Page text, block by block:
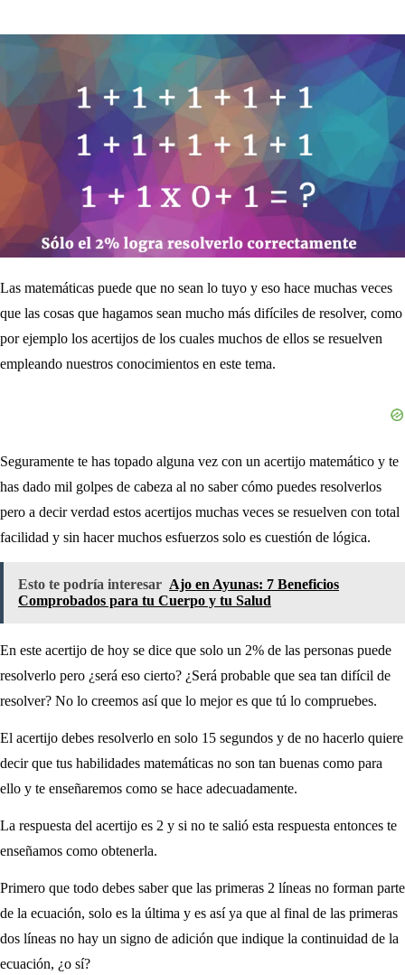
Las matemáticas puede que no sean lo tuyo y eso hace muchas veces
que las cosas que hagamos sean mucho más difíciles de resolver, como
por ejemplo los acertijos de los cuales muchos de ellos se resuelven
empleando nuestros conocimientos en este tema.
Seguramente te has topado alguna vez con un acertijo matemático y te
has dado mil golpes de cabeza al no saber cómo puedes resolverlos
pero a decir verdad estos acertijos muchas veces se resuelven con total
facilidad y sin hacer muchos esfuerzos solo es cuestión de lógica.
Esto te podría interesar Ajo en Ayunas: 7 Beneficios
Comprobados para tu Cuerpo y tu Salud
En este acertijo de hoy se dice que solo un 2% de las personas puede
resolverlo pero ¿será eso cierto? ¿Será probable que sea tan difícil de
resolver? No lo creemos así que lo mejor es que tú lo compruebes.
El acertijo debes resolverlo en solo 15 segundos y de no hacerlo quiere
decir que tus habilidades matemáticas no son tan buenas como para
ello y te enseñaremos como se hace adecuadamente.
La respuesta del acertijo es 2 y si no te salió esta respuesta entonces te
enseñamos como obtenerla.
Primero que todo debes saber que las primeras 2 líneas no forman parte
de la ecuación, solo es la última y es así ya que al final de las primeras
dos líneas no hay un signo de adición que indique la continuidad de la
ecuación, ¿o sí?